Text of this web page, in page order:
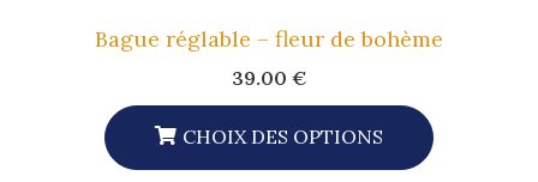
Bague réglable – fleur de bohème
39.00 €
CHOIX DES OPTIONS